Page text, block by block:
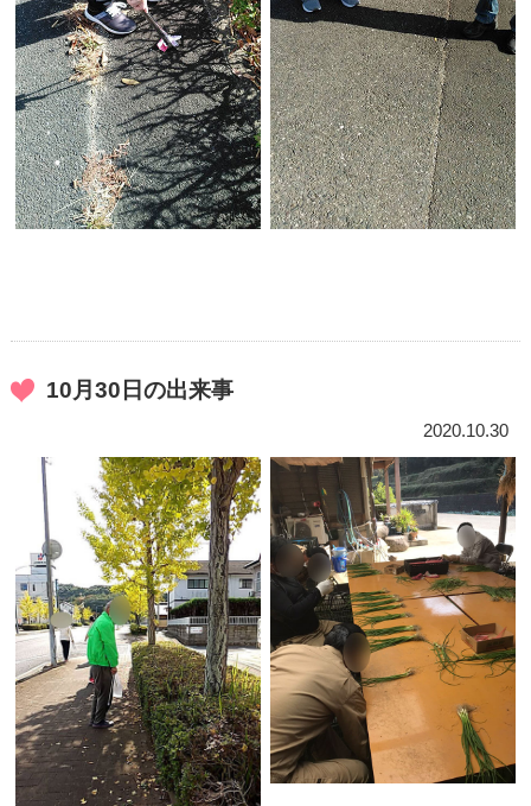
10月30日の出来事
2020.10.30